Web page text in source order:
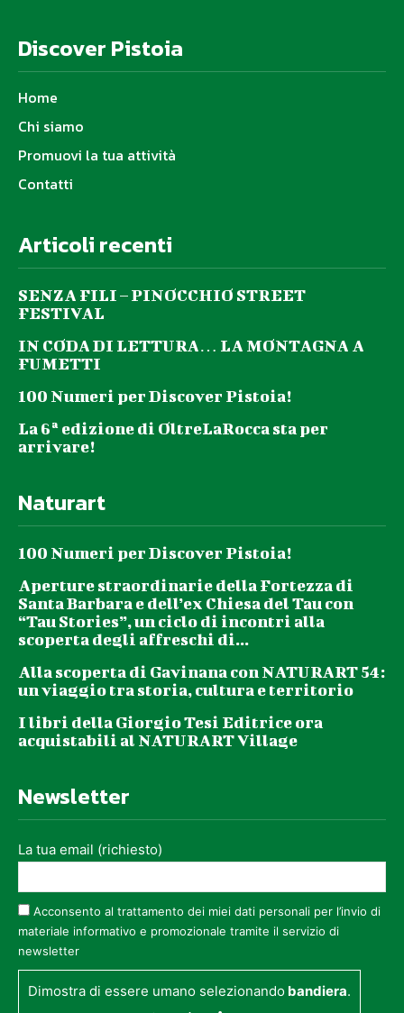
Discover Pistoia
Home
Chi siamo
Promuovi la tua attività
Contatti
Articoli recenti
SENZA FILI – PINOCCHIO STREET
FESTIVAL
IN CODA DI LETTURA… LA MONTAGNA A
FUMETTI
100 Numeri per Discover Pistoia!
La 6ª edizione di OltreLaRocca sta per
arrivare!
Naturart
100 Numeri per Discover Pistoia!
Aperture straordinarie della Fortezza di
Santa Barbara e dell’ex Chiesa del Tau con
“Tau Stories”, un ciclo di incontri alla
scoperta degli affreschi di...
Alla scoperta di Gavinana con NATURART 54:
un viaggio tra storia, cultura e territorio
I libri della Giorgio Tesi Editrice ora
acquistabili al NATURART Village
Newsletter
La tua email (richiesto)
Acconsento al trattamento dei miei dati personali per l’invio di
materiale informativo e promozionale tramite il servizio di
newsletter
Dimostra di essere umano selezionando bandiera.